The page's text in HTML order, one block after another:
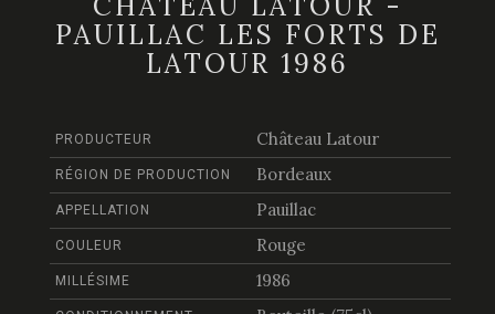
PAUILLAC LES FORTS DE
LATOUR 1986
PRODUCTEUR Château Latour
RÉGION DE PRODUCTION Bordeaux
APPELLATION Pauillac
COULEUR Rouge
MILLÉSIME 1986